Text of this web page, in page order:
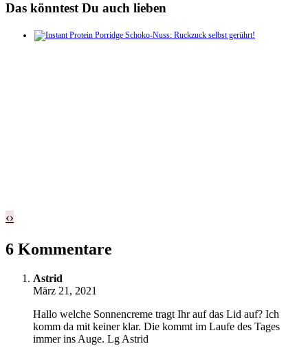
Das könntest Du auch lieben
‹›
6 Kommentare
Astrid
März 21, 2021
Hallo welche Sonnencreme tragt Ihr auf das Lid auf? Ich
komm da mit keiner klar. Die kommt im Laufe des Tages
immer ins Auge. Lg Astrid